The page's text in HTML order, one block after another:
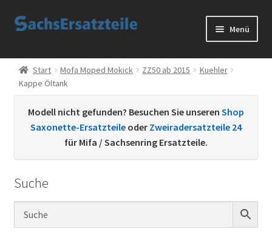
Zur
Zum
Menü
Start
AGB
Datenschutzerklärung
Kontakt
Sachs Ersatzteile
Start Mofa Moped Mokick ZZ50 ab 2015
Kuehler
Kappe Öltank
Modell nicht gefunden? Besuchen Sie unseren Shop
Saxonette-Ersatzteile oder Zweiradersatzteile 24
für Mifa / Sachsenring Ersatzteile.
Suche